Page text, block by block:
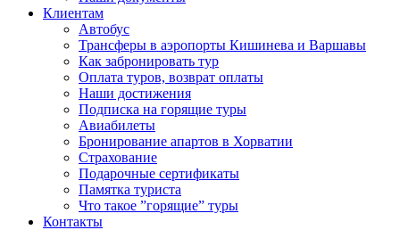
Клиентам
Автобус
Трансферы в аэропорты Кишинева и Варшавы
Как забронировать тур
Оплата туров, возврат оплаты
Наши достижения
Подписка на горящие туры
Авиабилеты
Бронирование апартов в Хорватии
Страхование
Подарочные сертификаты
Памятка туриста
Что такое ”горящие” туры
Контакты